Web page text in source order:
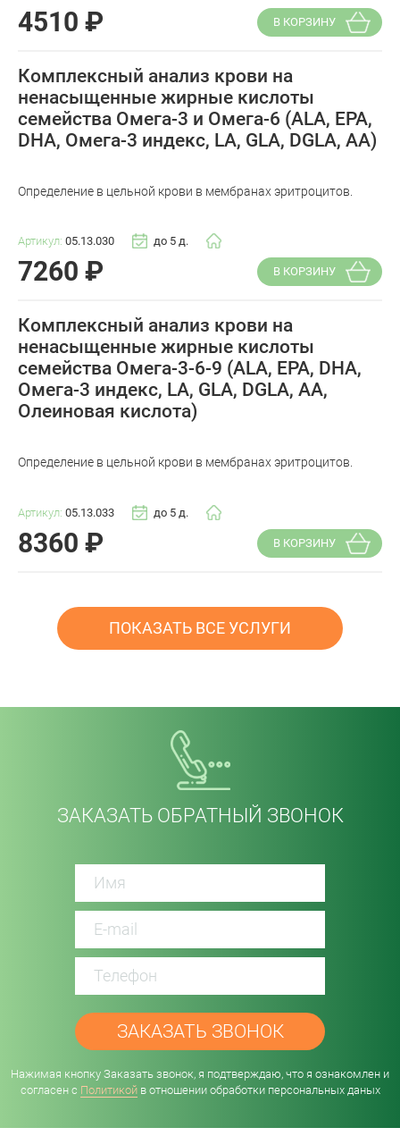
4510 ₽ В КОРЗИНУ
Комплексный анализ крови на
ненасыщенные жирные кислоты
семейства Омега-3 и Омега-6 (ALA, EPA,
DHA, Омега-3 индекс, LA, GLA, DGLA, AA)
Определение в цельной крови в мембранах эритроцитов.
Артикул: 05.13.030 до 5 д.
7260 ₽ В КОРЗИНУ
Комплексный анализ крови на
ненасыщенные жирные кислоты
семейства Омега-3-6-9 (ALA, EPA, DHA,
Омега-3 индекс, LA, GLA, DGLA, AA,
Олеиновая кислота)
Определение в цельной крови в мембранах эритроцитов.
Артикул: 05.13.033 до 5 д.
8360 ₽ В КОРЗИНУ
ПОКАЗАТЬ ВСЕ УСЛУГИ
ЗАКАЗАТЬ ОБРАТНЫЙ ЗВОНОК
Нажимая кнопку Заказать звонок, я подтверждаю, что я ознакомлен и
согласен с Политикойв отношении обработки персональных даных